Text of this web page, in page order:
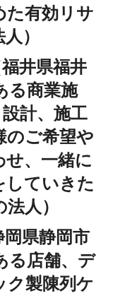
た有効リサ
）
福井県福井
る商業施
計、施工
のご希望や
、一緒に
していきた
人）
岡県静岡市
る店舗、デ
ク製陳列ケ